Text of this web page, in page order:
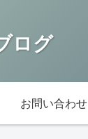
ログ
お問い合わせ